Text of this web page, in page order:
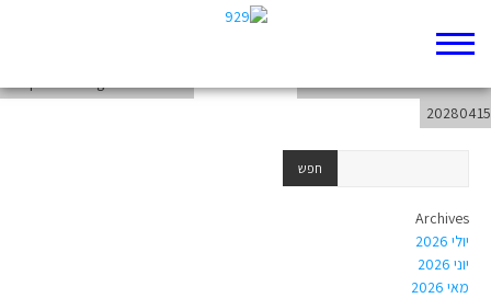
20280415
Archives
יולי 2026
יוני 2026
מאי 2026